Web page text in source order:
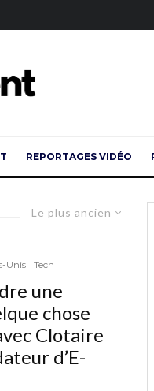
REPORTAGES VIDÉO
Le plus ancien
Unis Tech
une
chose
Clotaire
d’E-